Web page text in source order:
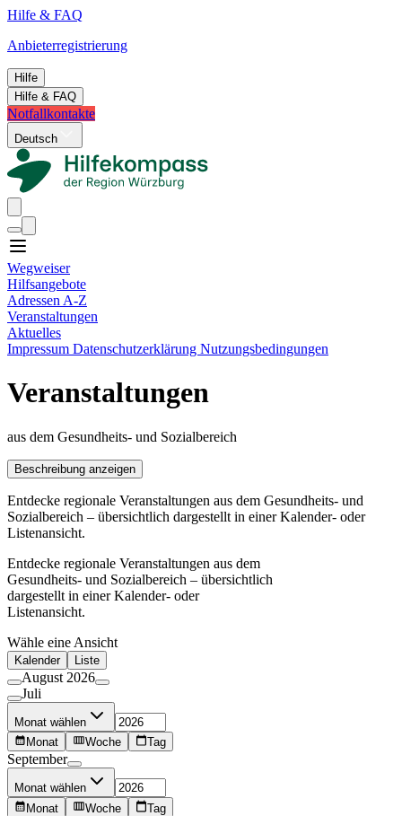
Hilfe & FAQ
Anbieterregistrierung
Hilfe
Hilfe & FAQ
Notfallkontakte
Deutsch
Wegweiser
Hilfsangebote
Adressen A-Z
Veranstaltungen
Aktuelles
Impressum Datenschutzerklärung Nutzungsbedingungen
Veranstaltungen
aus dem Gesundheits- und Sozialbereich
Beschreibung anzeigen
Entdecke regionale Veranstaltungen aus dem Gesundheits- und
Sozialbereich – übersichtlich dargestellt in einer Kalender- oder
Listenansicht.
Entdecke regionale Veranstaltungen aus dem
Gesundheits- und Sozialbereich – übersichtlich
dargestellt in einer Kalender- oder
Listenansicht.
Wähle eine Ansicht
Kalender Liste
August 2026
Juli
Monat wählen
Monat
Woche Tag
September
Monat wählen
Monat
Woche Tag